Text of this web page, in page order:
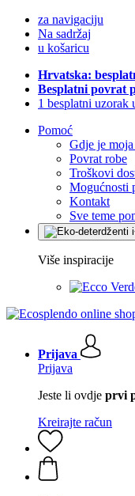
za navigaciju
Na sadržaj
u košaricu
Hrvatska:
Besplatni povrat
1 besplatni uzorak
Pomoć
Gdje je
Povrat robe
Troškovi
Mogućnosti
Kontakt
Sve teme
Više inspiracije
Prijava
Prijava
Jeste li ovdje prvi
Kreirajte račun